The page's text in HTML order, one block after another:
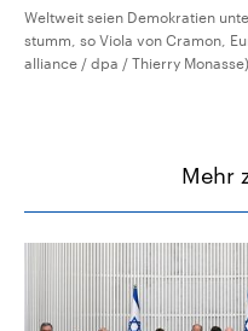
Weltweit seien Demokratien
stumm, so Viola von Cramon,
alliance / dpa / Thierry Monasse)
Mehr